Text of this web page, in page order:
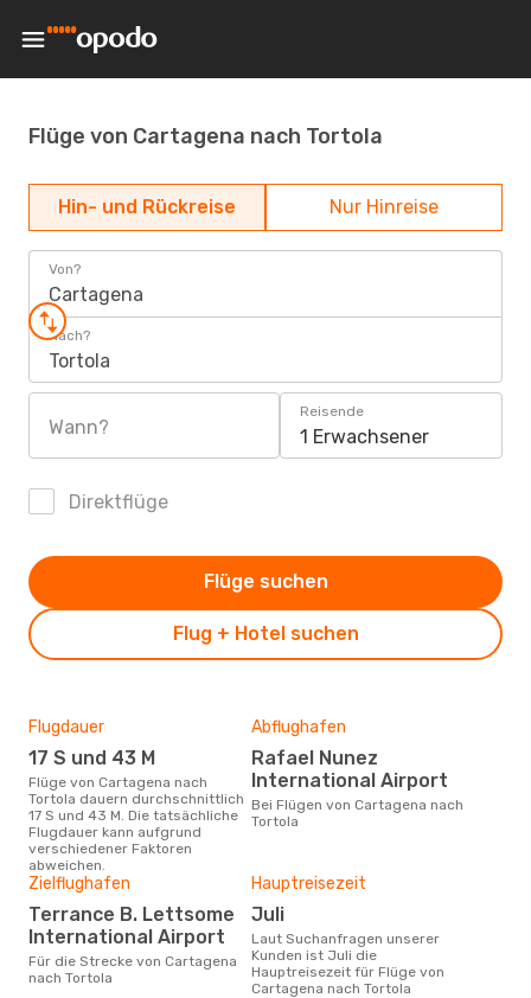
Flüge von Cartagena nach Tortola
Hin- und Rückreise Nur Hinreise
Von?
Cartagena
Nach?
Tortola
Wann?
Reisende
1 Erwachsener
Direktflüge
Flug + Hotel suchen
Flüge suchen
Flugdauer
17 S und 43 M
Flüge von Cartagena nach
Tortola dauern durchschnittlich
17 S und 43 M. Die tatsächliche
Flugdauer kann aufgrund
verschiedener Faktoren
abweichen.
Abflughafen
Rafael Nunez
International Airport
Bei Flügen von Cartagena nach
Tortola
Zielflughafen
Terrance B. Lettsome
International Airport
Für die Strecke von Cartagena
nach Tortola
Hauptreisezeit
Juli
Laut Suchanfragen unserer
Kunden ist Juli die
Hauptreisezeit für Flüge von
Cartagena nach Tortola